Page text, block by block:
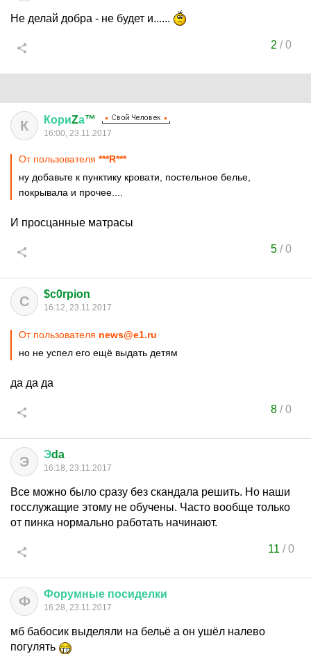
Не делай добра - не будет и......
2 /0
К КориZа™
16:00, 23.11.2017
От пользователя ***R***
ну добавьте к пунктику кровати, постельное белье,
покрывала и прочее....
И просцанные матрасы
5/0
C $c0rpion
16:12, 23.11.2017
От пользователя news@e1.ru
но не успел его ещё выдать детям
да да да
8/0
Э Эda
16:18, 23.11.2017
Все можно было сразу без скандала решить. Но наши
госслужащие этому не обучены. Часто вообще только
от пинка нормально работать начинают.
11 /0
Ф Форумные посиделки
16:28, 23.11.2017
мб бабосик выделяли на бельё а он ушёл налево
погулять